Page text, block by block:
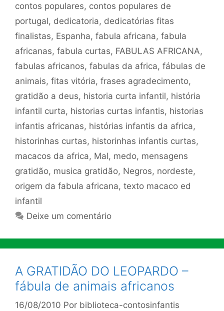
contos populares, contos populares de
portugal, dedicatoria, dedicatórias fitas
finalistas, Espanha, fabula africana, fabula
africanas, fabula curtas, FABULAS AFRICANA,
fabulas africanos, fabulas da africa, fábulas de
animais, fitas vitória, frases agradecimento,
gratidão a deus, historia curta infantil, história
infantil curta, historias curtas infantis, historias
infantis africanas, histórias infantis da africa,
historinhas curtas, historinhas infantis curtas,
macacos da africa, Mal, medo, mensagens
gratidão, musica gratidão, Negros, nordeste,
origem da fabula africana, texto macaco ed
infantil
Deixe um comentário
A GRATIDÃO DO LEOPARDO –
fábula de animais africanos
16/08/2010 Por biblioteca-contosinfantis